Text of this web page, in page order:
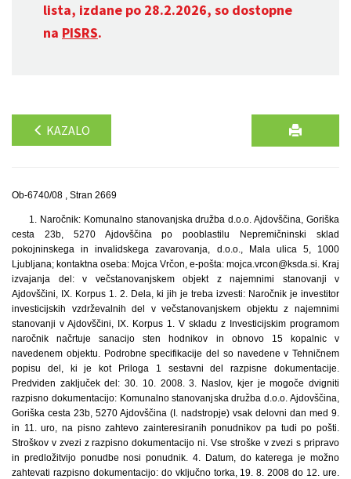
lista, izdane po 28.2.2026, so dostopne
na PISRS.
KAZALO
Ob-6740/08 , Stran 2669
1. Naročnik: Komunalno stanovanjska družba d.o.o. Ajdovščina, Goriška
cesta 23b, 5270 Ajdovščina po pooblastilu Nepremičninski sklad
pokojninskega in invalidskega zavarovanja, d.o.o., Mala ulica 5, 1000
Ljubljana; kontaktna oseba: Mojca Vrčon, e-pošta: mojca.vrcon@ksda.si. Kraj
izvajanja del: v večstanovanjskem objekt z najemnimi stanovanji v
Ajdovščini, IX. Korpus 1. 2. Dela, ki jih je treba izvesti: Naročnik je investitor
investicijskih vzdrževalnih del v večstanovanjskem objektu z najemnimi
stanovanji v Ajdovščini, IX. Korpus 1. V skladu z Investicijskim programom
naročnik načrtuje sanacijo sten hodnikov in obnovo 15 kopalnic v
navedenem objektu. Podrobne specifikacije del so navedene v Tehničnem
popisu del, ki je kot Priloga 1 sestavni del razpisne dokumentacije.
Predviden zaključek del: 30. 10. 2008. 3. Naslov, kjer je mogoče dvigniti
razpisno dokumentacijo: Komunalno stanovanjska družba d.o.o. Ajdovščina,
Goriška cesta 23b, 5270 Ajdovščina (I. nadstropje) vsak delovni dan med 9.
in 11. uro, na pisno zahtevo zainteresiranih ponudnikov pa tudi po pošti.
Stroškov v zvezi z razpisno dokumentacijo ni. Vse stroške v zvezi s pripravo
in predložitvijo ponudbe nosi ponudnik. 4. Datum, do katerega je možno
zahtevati razpisno dokumentacijo: do vključno torka, 19. 8. 2008 do 12. ure.